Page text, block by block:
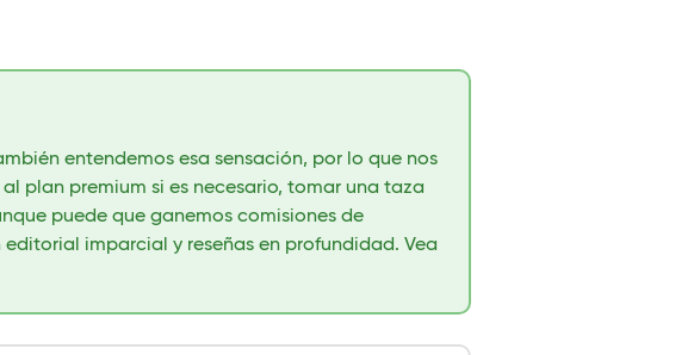
entendemos esa sensación, por lo que nos
plan premium si es necesario, tomar una taza
puede que ganemos comisiones de
imparcial y reseñas en profundidad. Vea